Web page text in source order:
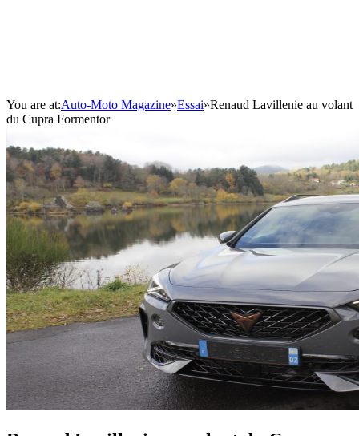
You are at:Auto-Moto Magazine»Essai»Renaud Lavillenie au volant
du Cupra Formentor